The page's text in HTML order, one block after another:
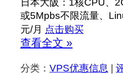
日本大阪：1核CPU、
或5Mpbs不限流量、
元/月 点击购买
查看全文 »
分类： VPS优惠信息 |